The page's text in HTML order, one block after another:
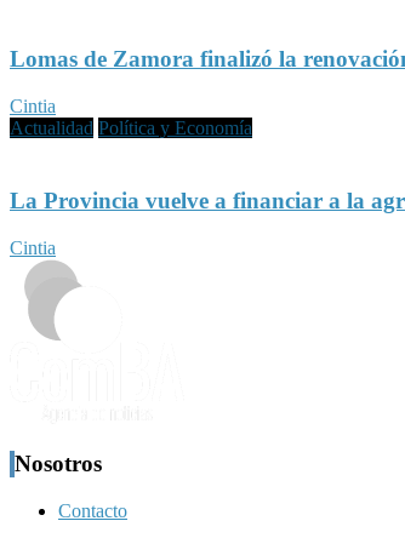
Lomas de Zamora finalizó la
Cintia
Actualidad Política y Economía
La Provincia vuelve a financiar a la
Cintia
Nosotros
Contacto